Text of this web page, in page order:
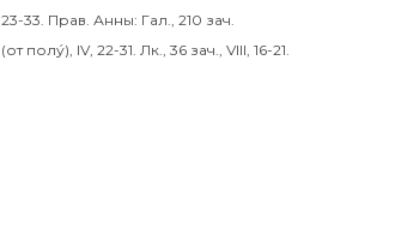
23-33. Прав. Анны: Гал., 210 зач.
(от полу́), IV, 22-31. Лк., 36 зач., VIII, 16-21.